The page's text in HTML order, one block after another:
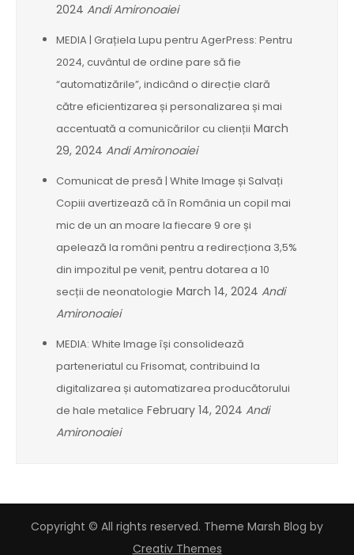
2024 Andi Amironoaiei
MEDIA | Grațiela Lupu pentru AgerPress: Pentru
2024, cuvântul de ordine pare să fie
“automatizările”, indicând o direcție clară
către eficientizarea și personalizarea și mai
accentuată a comunicărilor cu clienții March
29, 2024 Andi Amironoaiei
Comunicat de presă | White Image și Salvați
Copiii avertizează că în România un copil mai
mic de un an moare la fiecare 9 ore și
apelează la români pentru a redirecționa 3,5%
din impozitul pe venit, pentru dotarea a 10
secții de neonatologie March 14, 2024 Andi
Amironoaiei
MEDIA: White Image își consolidează
parteneriatul cu Frisomat, contribuind la
digitalizarea și automatizarea producătorului
de hale metalice February 14, 2024 Andi
Amironoaiei
Copyright © All rights reserved. Theme Marsh Blog by
Creativ Themes